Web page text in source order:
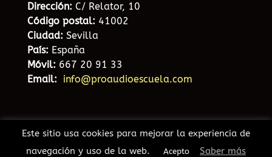
Dirección: C/ Relator, 10
Código postal: 41002
Ciudad: Sevilla
País: España
Móvil: 667 20 91 33
Email:
info@proaudioescuela.com
Diseño web Sevilla
Este sitio usa cookies para mejorar la experiencia de
navegación y uso de la web.
Acepto Saber más